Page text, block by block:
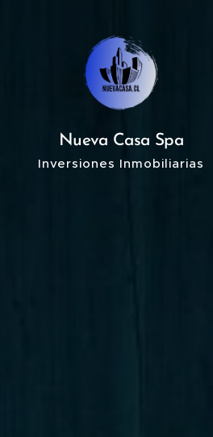
Nueva Casa Spa
Inversiones Inmobiliarias